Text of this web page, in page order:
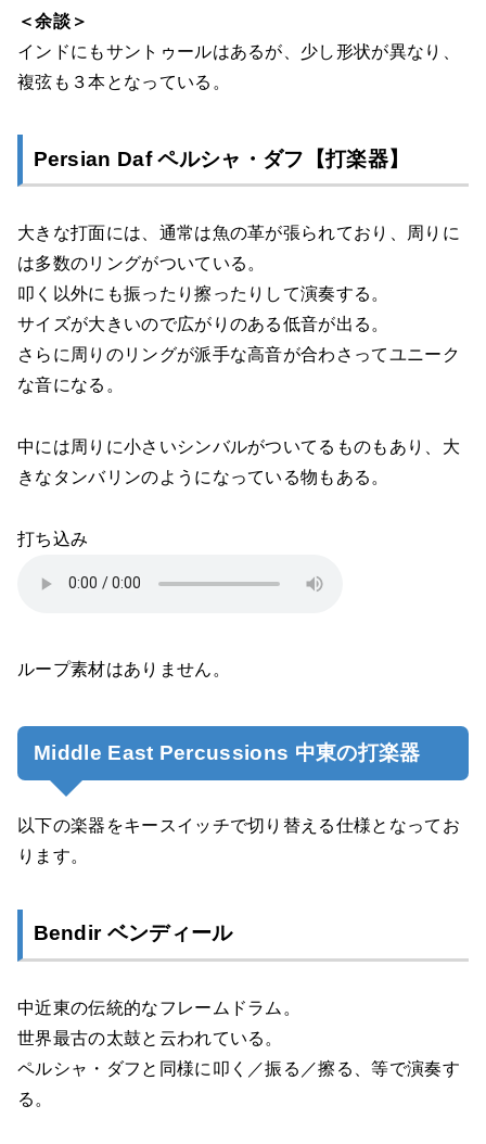
＜余談＞
インドにもサントゥールはあるが、少し形状が異なり、
複弦も３本となっている。
Persian Daf ペルシャ・ダフ【打楽器】
大きな打面には、通常は魚の革が張られており、周りに
は多数のリングがついている。
叩く以外にも振ったり擦ったりして演奏する。
サイズが大きいので広がりのある低音が出る。
さらに周りのリングが派手な高音が合わさってユニーク
な音になる。
中には周りに小さいシンバルがついてるものもあり、大
きなタンバリンのようになっている物もある。
打ち込み
ループ素材はありません。
Middle East Percussions 中東の打楽器
以下の楽器をキースイッチで切り替える仕様となってお
ります。
Bendir ベンディール
中近東の伝統的なフレームドラム。
世界最古の太鼓と云われている。
ペルシャ・ダフと同様に叩く／振る／擦る、等で演奏す
る。